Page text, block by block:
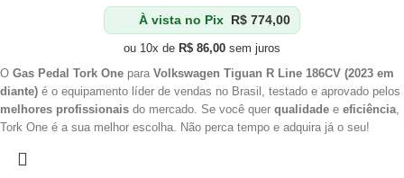
À vista no Pix R$ 774,00
ou 10x de R$86,00sem juros
O Gas Pedal Tork One para Volkswagen Tiguan R Line 186CV (2023 em
diante) é o equipamento líder de vendas no Brasil, testado e aprovado pelos
melhores profissionais do mercado. Se você quer qualidade e eficiência,
Tork One é a sua melhor escolha. Não perca tempo e adquira já o seu!